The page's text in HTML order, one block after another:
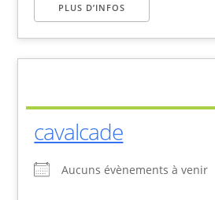
PLUS D’INFOS
cavalcade
Aucuns évènements à venir